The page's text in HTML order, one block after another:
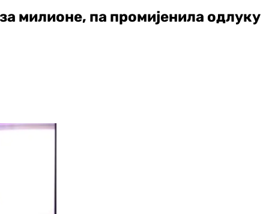
милионе, па промијенила одлуку